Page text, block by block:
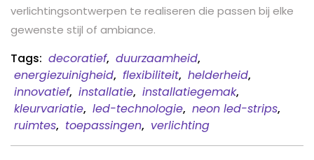
verlichtingsontwerpen te realiseren die passen bij elke
gewenste stijl of ambiance.
Tags: decoratief, duurzaamheid,
energiezuinigheid, flexibiliteit, helderheid,
innovatief, installatie, installatiegemak,
kleurvariatie, led-technologie, neon led-strips,
ruimtes, toepassingen, verlichting